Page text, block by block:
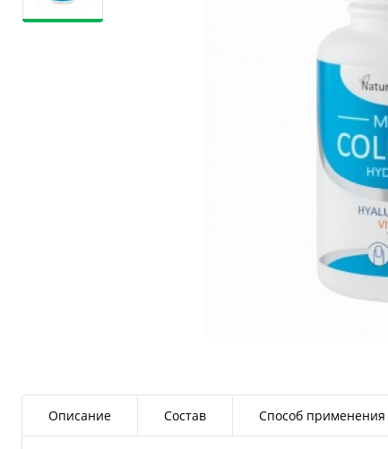
Описание Состав Способ применения